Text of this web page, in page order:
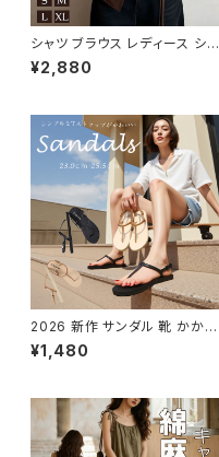
シャツ ブラウス レディース シア
ー 透け感 襟付き 前開きシャツ
大人 きれいめ 上品 エレガント
¥2,880
2026 新作 サンダル 靴 かかと
なし フラット ストラップ サンダル
軽い 軽量 シンプル 春夏 ミュー
¥1,480